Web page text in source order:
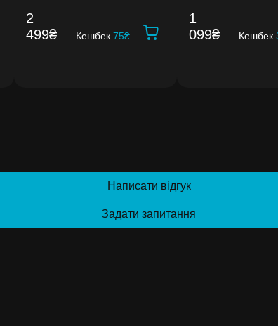
2
499₴
Кешбек 75₴
1
099₴
Кешбек
Написати відгук
Задати запитання